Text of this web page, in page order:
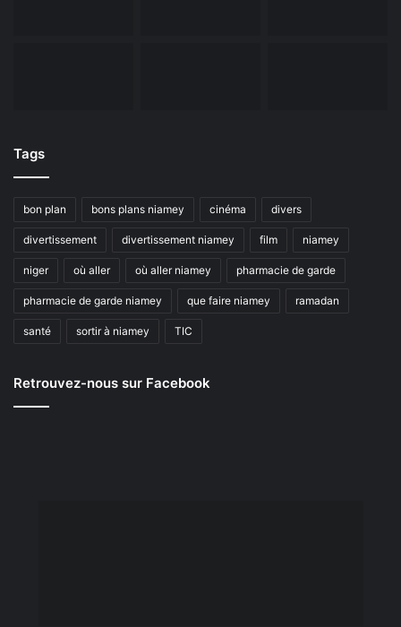
Tags
bon plan bons plans niamey cinéma divers
divertissement divertissement niamey film niamey
niger où aller où aller niamey pharmacie de garde
pharmacie de garde niamey que faire niamey ramadan
santé sortir à niamey TIC
Retrouvez-nous sur Facebook